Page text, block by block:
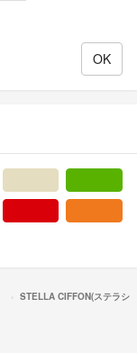
STELLA CIFFON(ステラシ